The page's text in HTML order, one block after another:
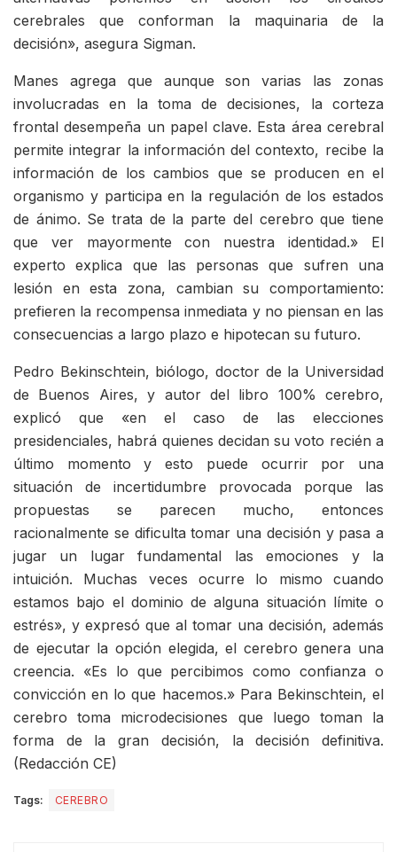
cerebrales que conforman la maquinaria de la
decisión», asegura Sigman.
Manes agrega que aunque son varias las zonas
involucradas en la toma de decisiones, la corteza
frontal desempeña un papel clave. Esta área cerebral
permite integrar la información del contexto, recibe la
información de los cambios que se producen en el
organismo y participa en la regulación de los estados
de ánimo. Se trata de la parte del cerebro que tiene
que ver mayormente con nuestra identidad.» El
experto explica que las personas que sufren una
lesión en esta zona, cambian su comportamiento:
prefieren la recompensa inmediata y no piensan en las
consecuencias a largo plazo e hipotecan su futuro.
Pedro Bekinschtein, biólogo, doctor de la Universidad
de Buenos Aires, y autor del libro 100% cerebro,
explicó que «en el caso de las elecciones
presidenciales, habrá quienes decidan su voto recién a
último momento y esto puede ocurrir por una
situación de incertidumbre provocada porque las
propuestas se parecen mucho, entonces
racionalmente se dificulta tomar una decisión y pasa a
jugar un lugar fundamental las emociones y la
intuición. Muchas veces ocurre lo mismo cuando
estamos bajo el dominio de alguna situación límite o
estrés», y expresó que al tomar una decisión, además
de ejecutar la opción elegida, el cerebro genera una
creencia. «Es lo que percibimos como confianza o
convicción en lo que hacemos.» Para Bekinschtein, el
cerebro toma microdecisiones que luego toman la
forma de la gran decisión, la decisión definitiva.
(Redacción CE)
Tags: CEREBRO